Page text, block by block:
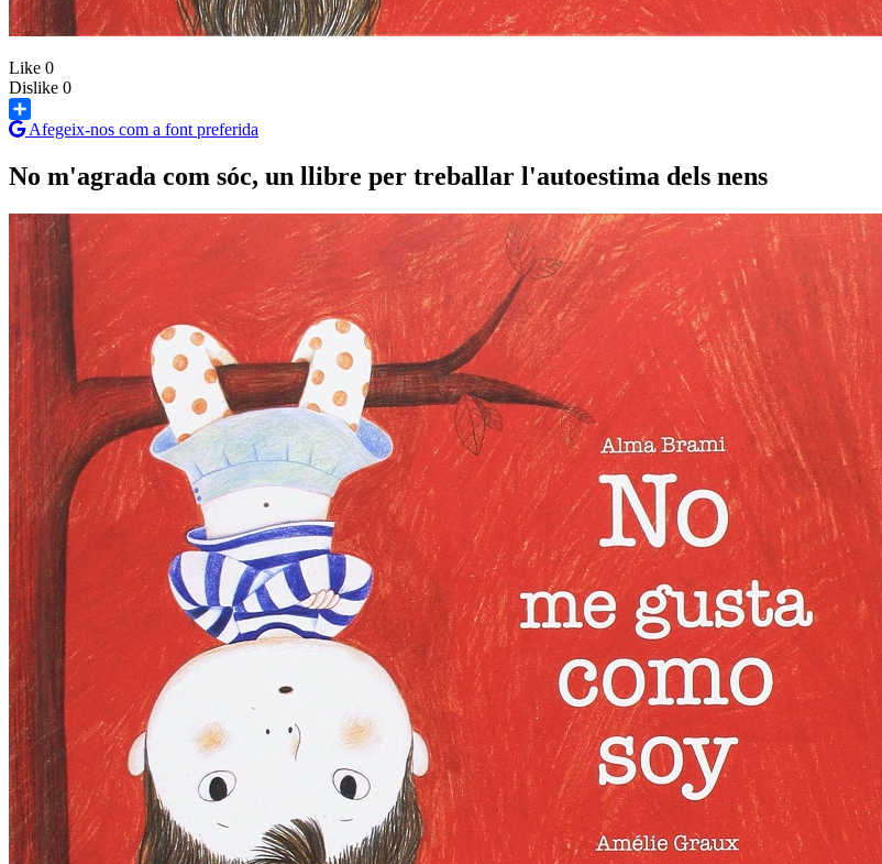
Like 0
Dislike 0
Share
Afegeix-nos com a font preferida
No m'agrada com sóc, un llibre per treballar l'autoestima dels nens